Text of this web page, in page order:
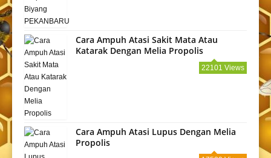
Cara Ampuh Atasi Sakit Mata Atau
Katarak Dengan Melia Propolis
22101 Views
Cara Ampuh Atasi Lupus Dengan Melia
Propolis